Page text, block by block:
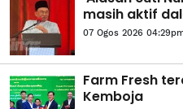
masih aktif
07 Ogos 2026
Farm Fresh
Kemboja